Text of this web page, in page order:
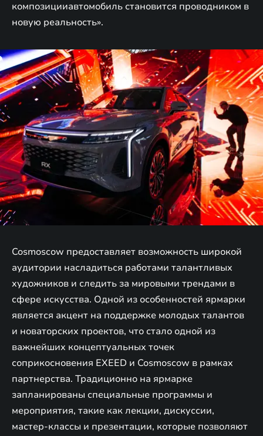
композицииавтомобиль становится проводником в
новую реальность».
Cosmoscow предоставляет возможность широкой
аудитории насладиться работами талантливых
художников и следить за мировыми трендами в
сфере искусства. Одной из особенностей ярмарки
является акцент на поддержке молодых талантов
и новаторских проектов, что стало одной из
важнейших концептуальных точек
соприкосновения EXEED и Cosmoscow в рамках
партнерства. Традиционно на ярмарке
запланированы специальные программы и
мероприятия, такие как лекции, дискуссии,
мастер-классы и презентации, которые позволяют